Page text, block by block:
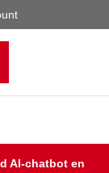
AI-chatbot en